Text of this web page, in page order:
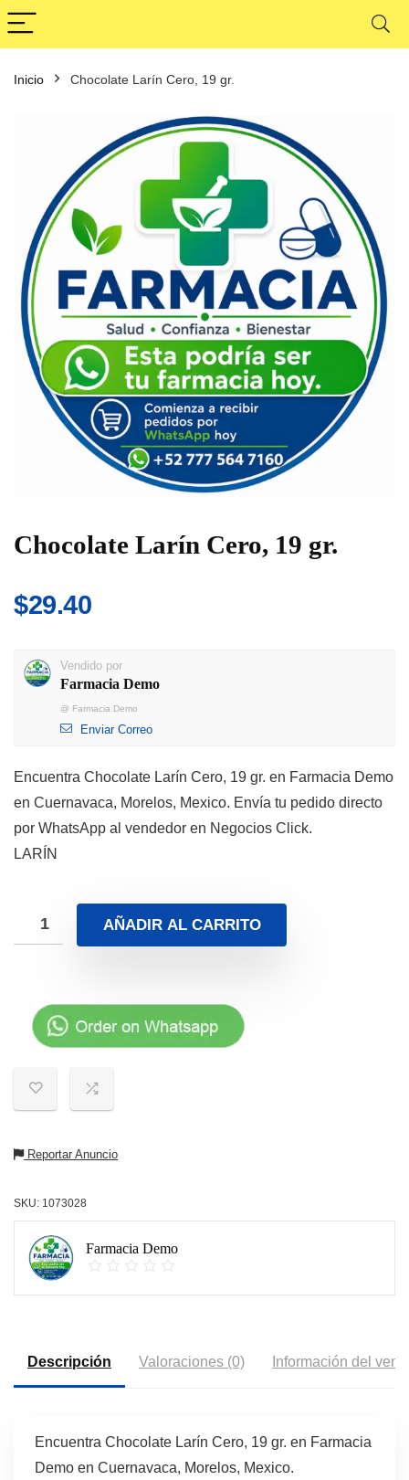
Inicio Chocolate Larín Cero, 19 gr.
Chocolate Larín Cero, 19 gr.
$29.40
Vendido por
Farmacia Demo
@ Farmacia Demo
Enviar Correo
Encuentra Chocolate Larín Cero, 19 gr. en Farmacia Demo
en Cuernavaca, Morelos, Mexico. Envía tu pedido directo
por WhatsApp al vendedor en Negocios Click.
LARÍN
AÑADIR AL CARRITO
Reportar Anuncio
SKU: 1073028
Farmacia Demo
Descripción Valoraciones (0) Información del
Encuentra Chocolate Larín Cero, 19 gr. en Farmacia
Demo en Cuernavaca, Morelos, Mexico.